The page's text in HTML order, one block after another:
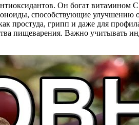
Он богат витамином
способствующие улучшению
простуда, грипп и даже для
пищеварения. Важно учитывать